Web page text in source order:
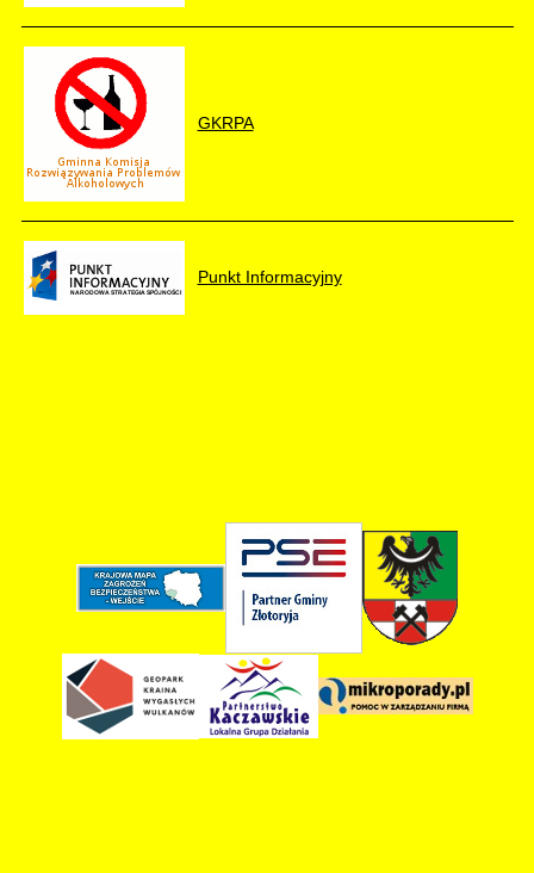
GKRPA
Punkt Informacyjny